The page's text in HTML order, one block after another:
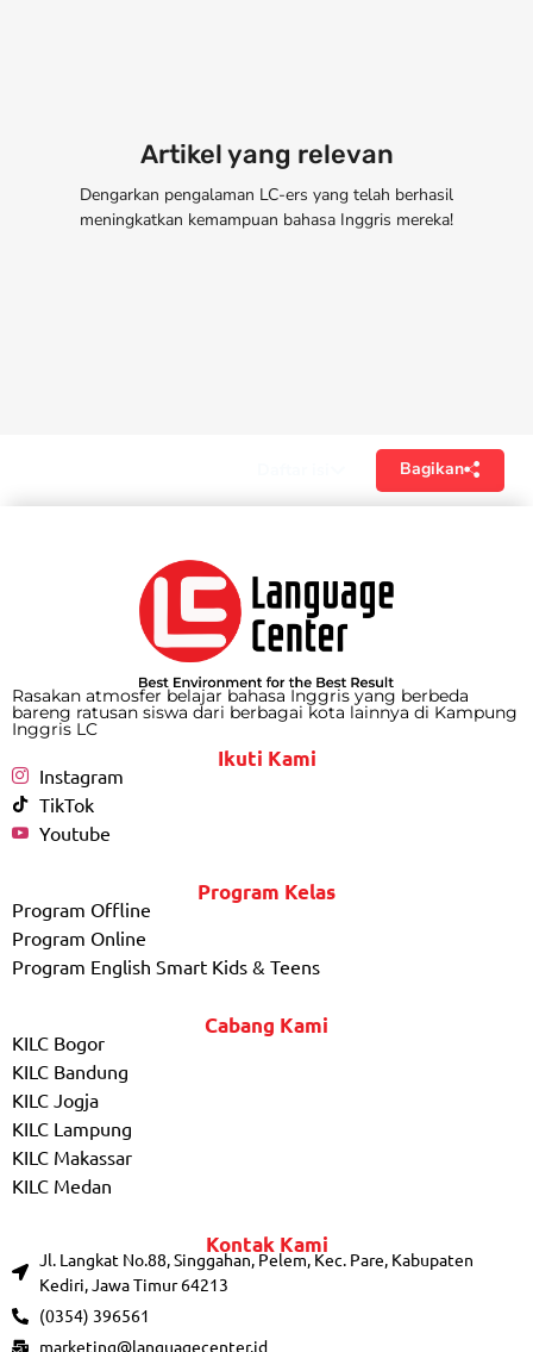
Artikel yang relevan
Dengarkan pengalaman LC-ers yang telah berhasil
meningkatkan kemampuan bahasa Inggris mereka!
Bagikan
Rasakan atmosfer belajar bahasa Inggris yang berbeda
bareng ratusan siswa dari berbagai kota lainnya di Kampung
Inggris LC
Ikuti Kami
Instagram
TikTok
Youtube
Program Kelas
Program Offline
Program Online
Program English Smart Kids & Teens
Cabang Kami
KILC Bogor
KILC Bandung
KILC Jogja
KILC Lampung
KILC Makassar
KILC Medan
Kontak Kami
Jl. Langkat No.88, Singgahan, Pelem, Kec. Pare, Kabupaten
Kediri, Jawa Timur 64213
(0354) 396561
marketing@languagecenter.id